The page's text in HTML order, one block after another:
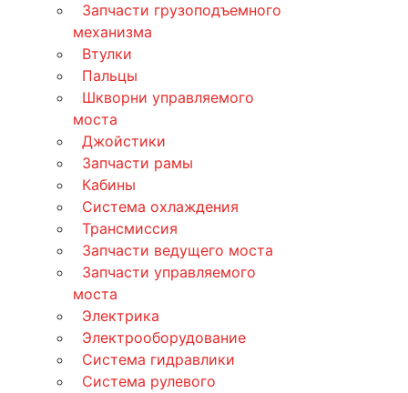
Запчасти грузоподъемного
механизма
Втулки
Пальцы
Шкворни управляемого
моста
Джойстики
Запчасти рамы
Кабины
Система охлаждения
Трансмиссия
Запчасти ведущего моста
Запчасти управляемого
моста
Электрика
Электрооборудование
Система гидравлики
Система рулевого